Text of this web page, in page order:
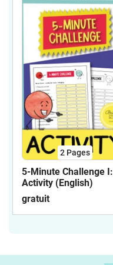
2 Pages
5-Minute Challenge I:
Activity (English)
gratuit